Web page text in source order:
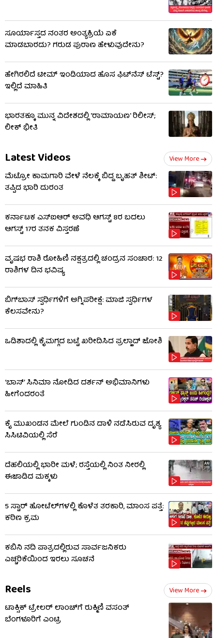
ಸೂರ್ಯಾಸ್ತದ ನಂತರ ಅಂತ್ಯಕ್ರಿಯೆ ಏಕೆ
ಮಾಡಬಾರದು? ಗರುಡ ಪುರಾಣ ಹೇಳುವುದೇನು?
ಹೇಗಿರಲಿದೆ ಟೀಮ್ ಇಂಡಿಯಾದ ಹೊಸ ಫಿಟ್​ನೆಸ್ ಟೆಸ್ಟ್?
ಇಲ್ಲಿದೆ ಮಾಹಿತಿ
ಭಾರತಕ್ಕೂ ಮುನ್ನ ವಿದೇಶದಲ್ಲಿ 'ರಾಮಾಯಣ' ರಿಲೀಸ್;
ಲೀಕ್ ಭೀತಿ
Latest Videos View More
ಮೆಟ್ರೋ ಕಾಮಗಾರಿ ವೇಳೆ ನೆಲಕ್ಕೆ ಬಿದ್ದ ಬೃಹತ್ ಶೀಟ್:
ತಪ್ಪಿದ ಭಾರಿ ದುರಂತ
ಕರ್ನಾಟಕ ಎಸ್‌ಐಆರ್ ಅವಧಿ ಆಗಸ್ಟ್ 8ರ ಬದಲು
ಆಗಸ್ಟ್ 17ರ ತನಕ ವಿಸ್ತರಣೆ
ವೃಷಭ ರಾಶಿ ರೋಹಿಣಿ ನಕ್ಷತ್ರದಲ್ಲಿ ಚಂದ್ರನ ಸಂಚಾರ: 12
ರಾಶಿಗಳ ದಿನ ಭವಿಷ್ಯ
ಬಿಗ್​​ಬಾಸ್​ ಸ್ಪರ್ಧಿಗಳಿಗೆ ಅಗ್ನಿಪರೀಕ್ಷೆ: ಮಾಜಿ ​​ಸ್ಪರ್ಧಿಗಳ
ಕೆಲಸವೇನು?
ಒಡಿಶಾದಲ್ಲಿ ಕೈಮಗ್ಗದ ಬಟ್ಟೆ ಖರೀದಿಸಿದ ಪ್ರಲ್ಹಾದ್ ಜೋಶಿ
‘ಬಾಸ್’ ಸಿನಿಮಾ ನೋಡಿದ ದರ್ಶನ್ ಅಭಿಮಾನಿಗಳು
ಹೀಗೆಂದರಂತೆ
ಕೈ ಮುಖಂಡನ ಮೇಲೆ ಗುಂಡಿನ ದಾಳಿ ನಡೆಸಿರುವ ದೃಶ್ಯ
ಸಿಸಿಟಿವಿಯಲ್ಲಿ ಸೆರೆ
ದೆಹಲಿಯಲ್ಲಿ ಭಾರೀ ಮಳೆ; ರಸ್ತೆಯಲ್ಲಿ ನಿಂತ ನೀರಲ್ಲಿ
ಈಜಾಡಿದ ಮಕ್ಕಳು
5 ಸ್ಟಾರ್ ಹೋಟೆಲ್​​ಗಳಲ್ಲಿ ಕೊಳೆತ ತರಕಾರಿ, ಮಾಂಸ ಪತ್ತೆ:
ಕಠಿಣ ಕ್ರಮ
ಕಬಿನಿ ನದಿ ಪಾತ್ರದಲ್ಲಿರುವ ಸಾರ್ವಜನಿಕರು
ಎಚ್ಚರಿಕೆಯಿಂದ ಇರಲು ಸೂಚನೆ
Reels View More
ಟಾಕ್ಸಿಕ್ ಟ್ರೇಲರ್ ಲಾಂಚ್​​​ಗೆ ರುಕ್ಮಿಣಿ ವಸಂತ್
ಬೆಂಗಳೂರಿಗೆ ಎಂಟ್ರಿ